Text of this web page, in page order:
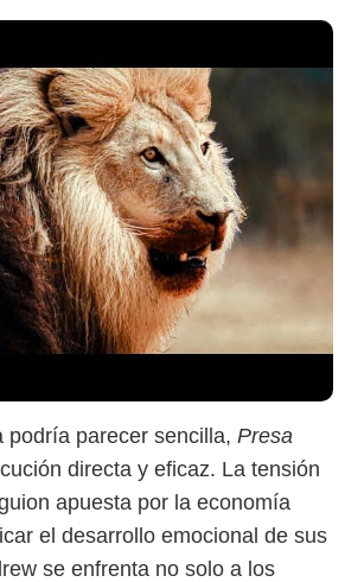
podría parecer sencilla, Presa
directa y eficaz. La tensión
apuesta por la economía
el desarrollo emocional de sus
se enfrenta no solo a los